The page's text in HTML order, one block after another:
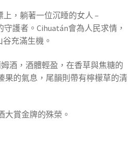
上，躺著一位沉睡的女人 –
護者。Cihuatán會為人民求情，
充滿生機。
酒，酒體輕盈，在香草與焦糖的
果的氣息，尾韻則帶有檸檬草的清
大賞金牌的殊榮。